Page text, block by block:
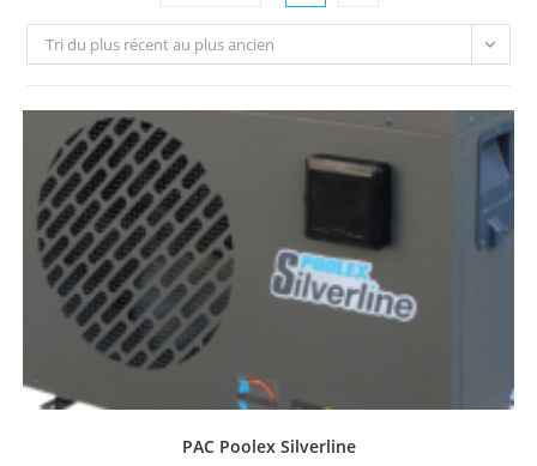
Tri du plus récent au plus ancien
PAC Poolex Silverline